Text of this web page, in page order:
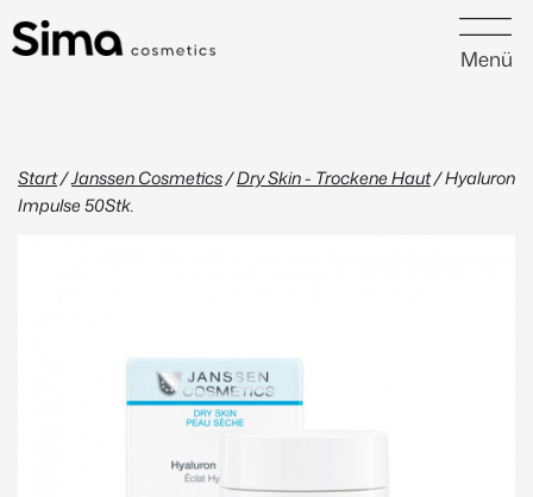
Menü
Start/Janssen Cosmetics/Dry Skin - Trockene Haut/ Hyaluron
Impulse 50Stk.